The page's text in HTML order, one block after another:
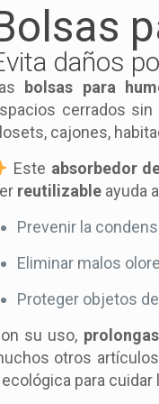
daños
bolsas para
cerrados
cajones,
Este absorbedor
reutilizable ayuda
Prevenir la
Eliminar malos
Proteger objetos
su uso,
otros
para cuidar